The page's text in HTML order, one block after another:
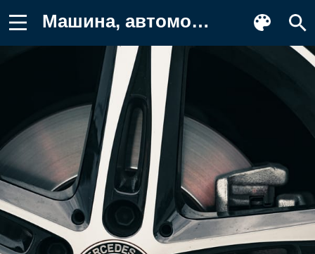
Машина, автомобиль Картинка для телефона